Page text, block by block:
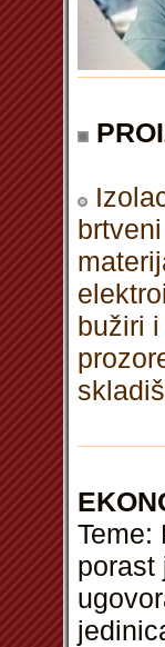
bužiri
Teme:
porast